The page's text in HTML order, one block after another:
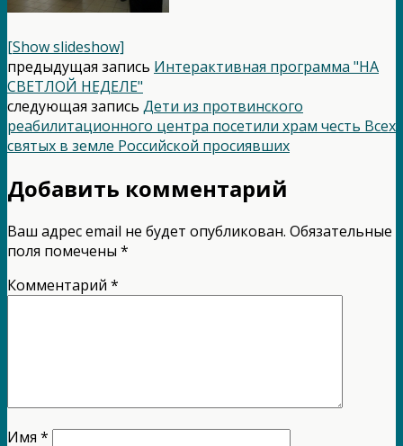
[Show slideshow]
предыдущая запись Интерактивная программа "НА
СВЕТЛОЙ НЕДЕЛЕ"
следующая запись Дети из протвинского
реабилитационного центра посетили храм честь Всех
святых в земле Российской просиявших
Добавить комментарий
Ваш адрес email не будет опубликован. Обязательные
поля помечены *
Комментарий *
Имя *